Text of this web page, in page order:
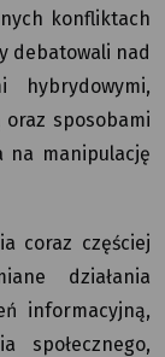
konfliktach
debatowali nad
hybrydowymi,
sposobami
na manipulację
coraz częściej
działania
informacyjną,
społecznego,